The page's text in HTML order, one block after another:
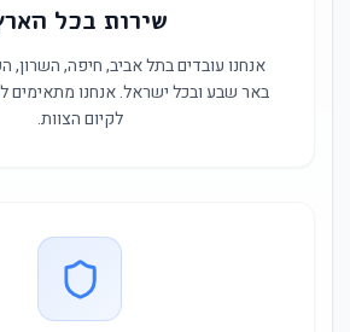
שירות בכל
אנחנו עובדים בתל אביב, חיפה, השרון,
באר שבע ובכל ישראל. אנחנו מתאימים
לקיום הצוות.